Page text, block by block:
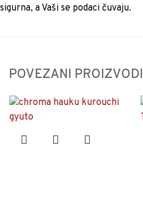
sigurna, a Vaši se podaci čuvaju.
POVEZANI PROIZVODI